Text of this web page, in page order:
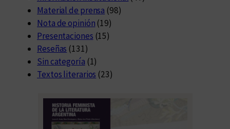
Material de prensa (98)
Nota de opinión (19)
Presentaciones (15)
Reseñas (131)
Sin categoría (1)
Textos literarios (23)